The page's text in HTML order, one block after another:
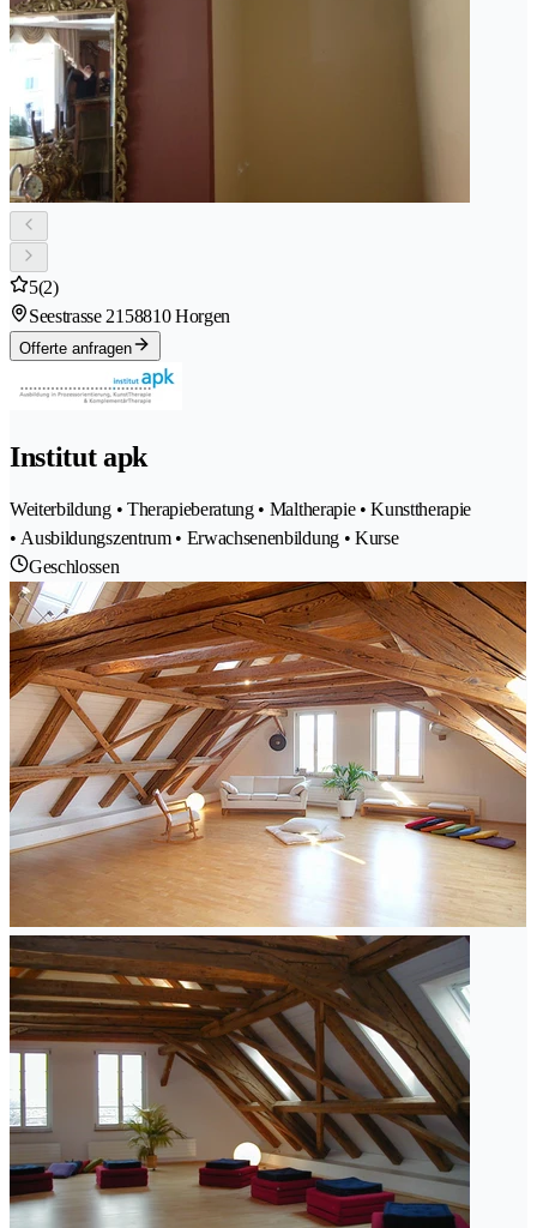
5(2)
Seestrasse 2158810 Horgen
Offerte anfragen
Institut apk
Weiterbildung • Therapieberatung • Maltherapie • Kunsttherapie
• Ausbildungszentrum • Erwachsenenbildung • Kurse
Geschlossen